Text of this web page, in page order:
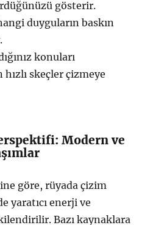
gösterir.
duyguların baskın
konuları
skeçler çizmeye
Modern ve
göre, rüyada çizim
yaratıcı enerji ve
Bazı kaynaklara